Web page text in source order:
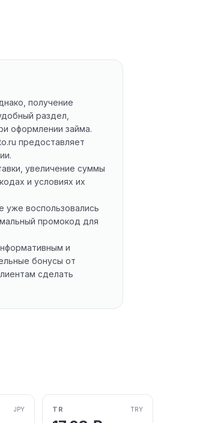
получение
раздел,
оформлении займа.
предоставляет
увеличение суммы
и условиях их
воспользовались
промокод для
и
бонусы от
сделать
JPY TR TRY